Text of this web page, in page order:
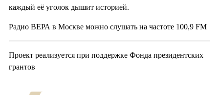
каждый её уголок дышит историей.
Радио ВЕРА в Москве можно слушать на частоте 100,9 FM
Проект реализуется при поддержке Фонда президентских
грантов